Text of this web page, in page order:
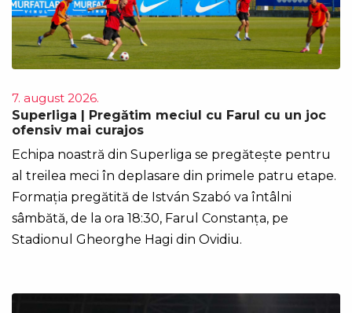
7. august 2026.
Superliga | Pregătim meciul cu Farul cu un joc
ofensiv mai curajos
Echipa noastră din Superliga se pregătește pentru
al treilea meci în deplasare din primele patru etape.
Formația pregătită de István Szabó va întâlni
sâmbătă, de la ora 18:30, Farul Constanța, pe
Stadionul Gheorghe Hagi din Ovidiu.